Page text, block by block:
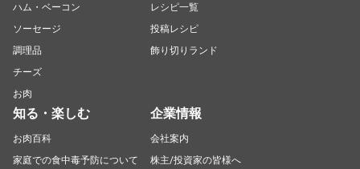
ハム・ベーコン
ソーセージ
調理品
チーズ
お肉
レシピ一覧
投稿レシピ
飾り切りランド
知る・楽しむ
お肉百科
家庭での食中毒予防について
企業情報
会社案内
株主/投資家の皆様へ